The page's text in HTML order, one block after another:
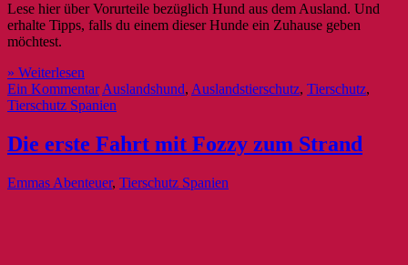
Lese hier über Vorurteile bezüglich Hund aus dem Ausland. Und
erhalte Tipps, falls du einem dieser Hunde ein Zuhause geben
möchtest.
» Weiterlesen
Ein Kommentar Auslandshund, Auslandstierschutz, Tierschutz,
Tierschutz Spanien
Die erste Fahrt mit Fozzy zum Strand
Emmas Abenteuer, Tierschutz Spanien